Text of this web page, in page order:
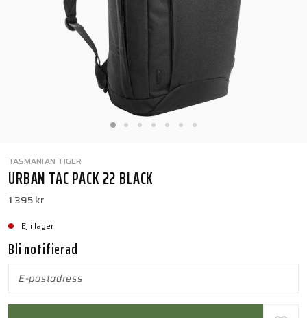
TASMANIAN TIGER
URBAN TAC PACK 22 BLACK
1 395 kr
Ej i lager
Bli notifierad